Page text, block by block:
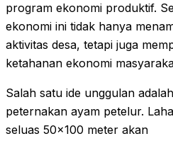
program ekonomi produktif.
ekonomi ini tidak hanya
aktivitas desa, tetapi juga
ketahanan ekonomi
Salah satu ide unggulan
peternakan ayam petelur.
seluas 50×100 meter akan